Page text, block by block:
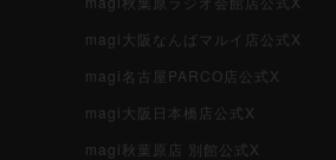
magi大阪なんばマルイ店公式X
magi名古屋PARCO店公式X
magi大阪日本橋店公式X
magi秋葉原店 別館公式X